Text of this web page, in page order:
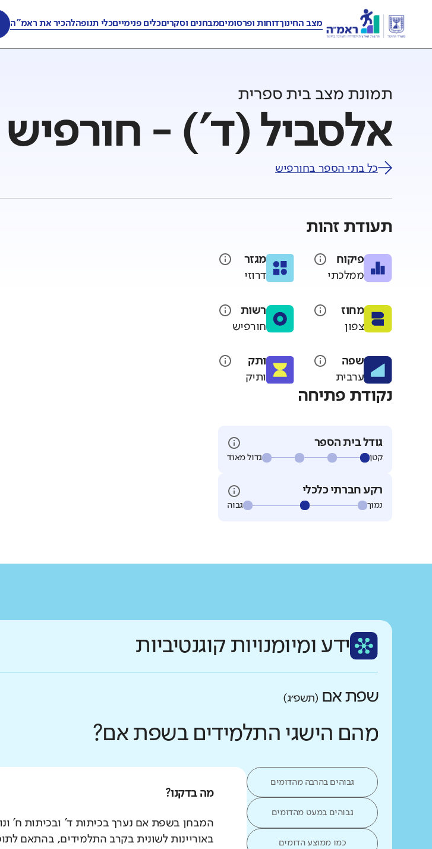
מצב החינוךדוחות ופרסומיםמבחנים וסקריםכלים פנימייםכלי תנופהלהכיר את ראמ"ה
תמונת מצב בית ספרית
אלסביל (ד') - חורפיש
כל בתי הספר בחורפיש
תעודת זהות
פיקוח
ממלכתי
מגזר
דרוזי
מחוז
צפון
רשות
חורפיש
שפה
ערבית
ותק
ותיק
נקודת פתיחה
גודל בית הספר
גדול מאוד קטן
רקע חברתי כלכלי
גבוה נמוך
ידע ומיומנויות קוגנטיביות
שפת אם (תשפ״ג)
מהם הישגי התלמידים בשפת אם?
גבוהים בהרבה מהדומים
גבוהים במעט מהדומים
כמו ממוצע הדומים
מה בדקנו?
המבחן בשפת אם נערך בכיתות ד' ובכיתות ח'
באוריינות לשונית בקרב התלמידים, בהתאם